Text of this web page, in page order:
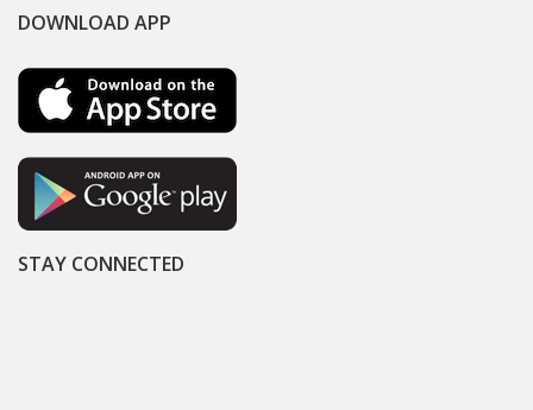
DOWNLOAD APP
STAY CONNECTED